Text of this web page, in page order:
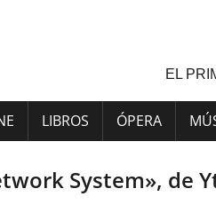
EL
LIBROS ÓPERA
System», de